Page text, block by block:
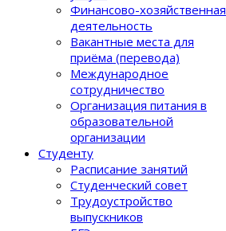
Финансово-хозяйственная
деятельность
Вакантные места для
приёма (перевода)
Международное
сотрудничество
Организация питания в
образовательной
организации
Студенту
Расписание занятий
Студенческий совет
Трудоустройство
выпускников